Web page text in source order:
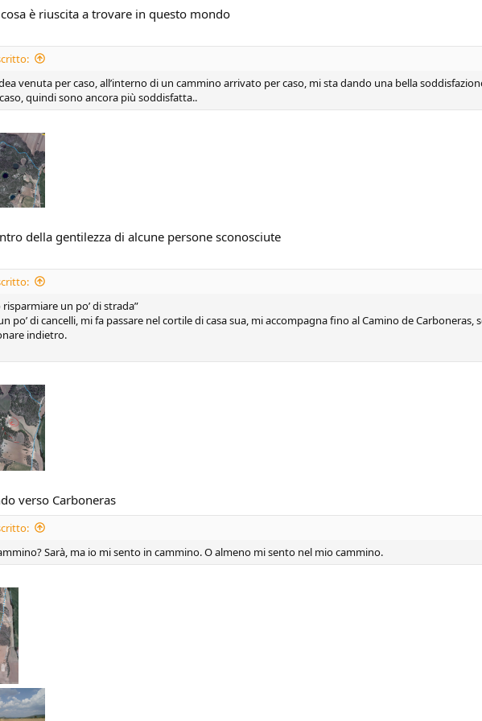
è riuscita a trovare in questo mondo
venuta per caso, all’interno di un cammino arrivato per caso, mi sta dando una bella
quindi sono ancora più soddisfatta..
della gentilezza di alcune persone sconosciute
risparmiare un po’ di strada”
po’ di cancelli, mi fa passare nel cortile di casa sua, mi accompagna fino al Camino de Carboneras,
indietro.
verso Carboneras
Sarà, ma io mi sento in cammino. O almeno mi sento nel mio cammino.